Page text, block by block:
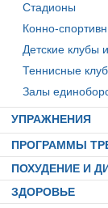
Стадионы
Конно-
Детские клубы
Теннисные
Залы
УПРАЖНЕНИЯ
ПРОГРАММЫ
ПОХУДЕНИЕ И
ЗДОРОВЬЕ